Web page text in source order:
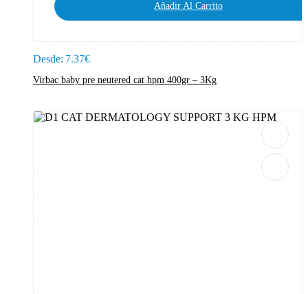
Añadir Al Carrito
Desde: 7.37€
Virbac baby pre neutered cat hpm 400gr – 3Kg